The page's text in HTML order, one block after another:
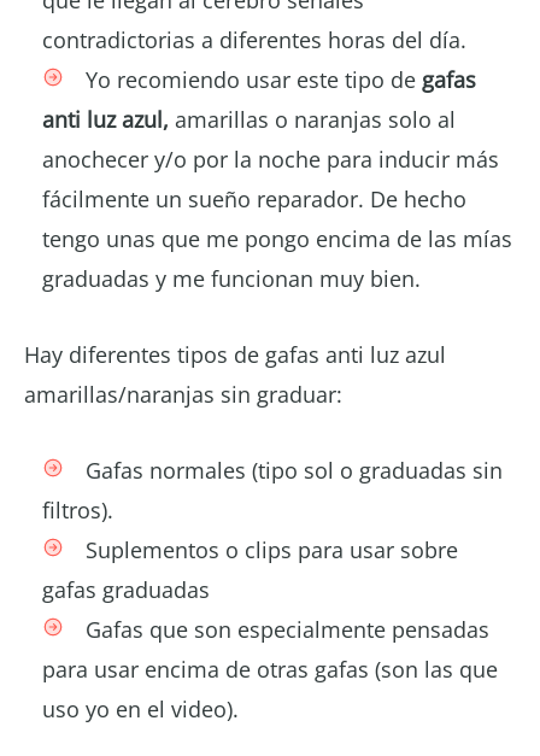
contradictorias a diferentes horas del día.
Yo recomiendo usar este tipo de gafas
anti luz azul, amarillas o naranjas solo al
anochecer y/o por la noche para inducir más
fácilmente un sueño reparador. De hecho
tengo unas que me pongo encima de las mías
graduadas y me funcionan muy bien.
Hay diferentes tipos de gafas anti luz azul
amarillas/naranjas sin graduar:
Gafas normales (tipo sol o graduadas sin
filtros).
Suplementos o clips para usar sobre
gafas graduadas
Gafas que son especialmente pensadas
para usar encima de otras gafas (son las que
uso yo en el video).